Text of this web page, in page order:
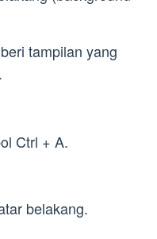
tampilan yang
Ctrl + A.
belakang.